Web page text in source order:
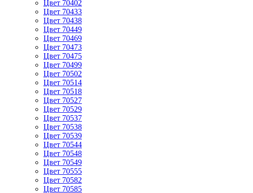
Цвет 70402
Цвет 70433
Цвет 70438
Цвет 70449
Цвет 70469
Цвет 70473
Цвет 70475
Цвет 70499
Цвет 70502
Цвет 70514
Цвет 70518
Цвет 70527
Цвет 70529
Цвет 70537
Цвет 70538
Цвет 70539
Цвет 70544
Цвет 70548
Цвет 70549
Цвет 70555
Цвет 70582
Цвет 70585